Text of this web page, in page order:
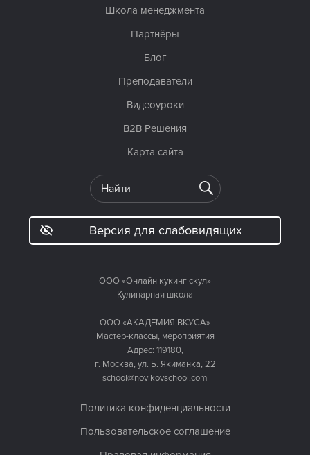
ООО «Онлайн кукинг скул»
Кулинарная школа
ООО «АКАДЕМИЯ ВКУСА»
Мастер-классы, мероприятия
Адрес: 119180,
г. Москва, ул. Б. Якиманка, 22
school@novikovschool.com
Политика конфиденциальности
Пользовательское соглашение
Школа менеджмента
Партнёры
Блог
Преподаватели
Видеоуроки
B2B Решения
Карта сайта
Версия для слабовидящих